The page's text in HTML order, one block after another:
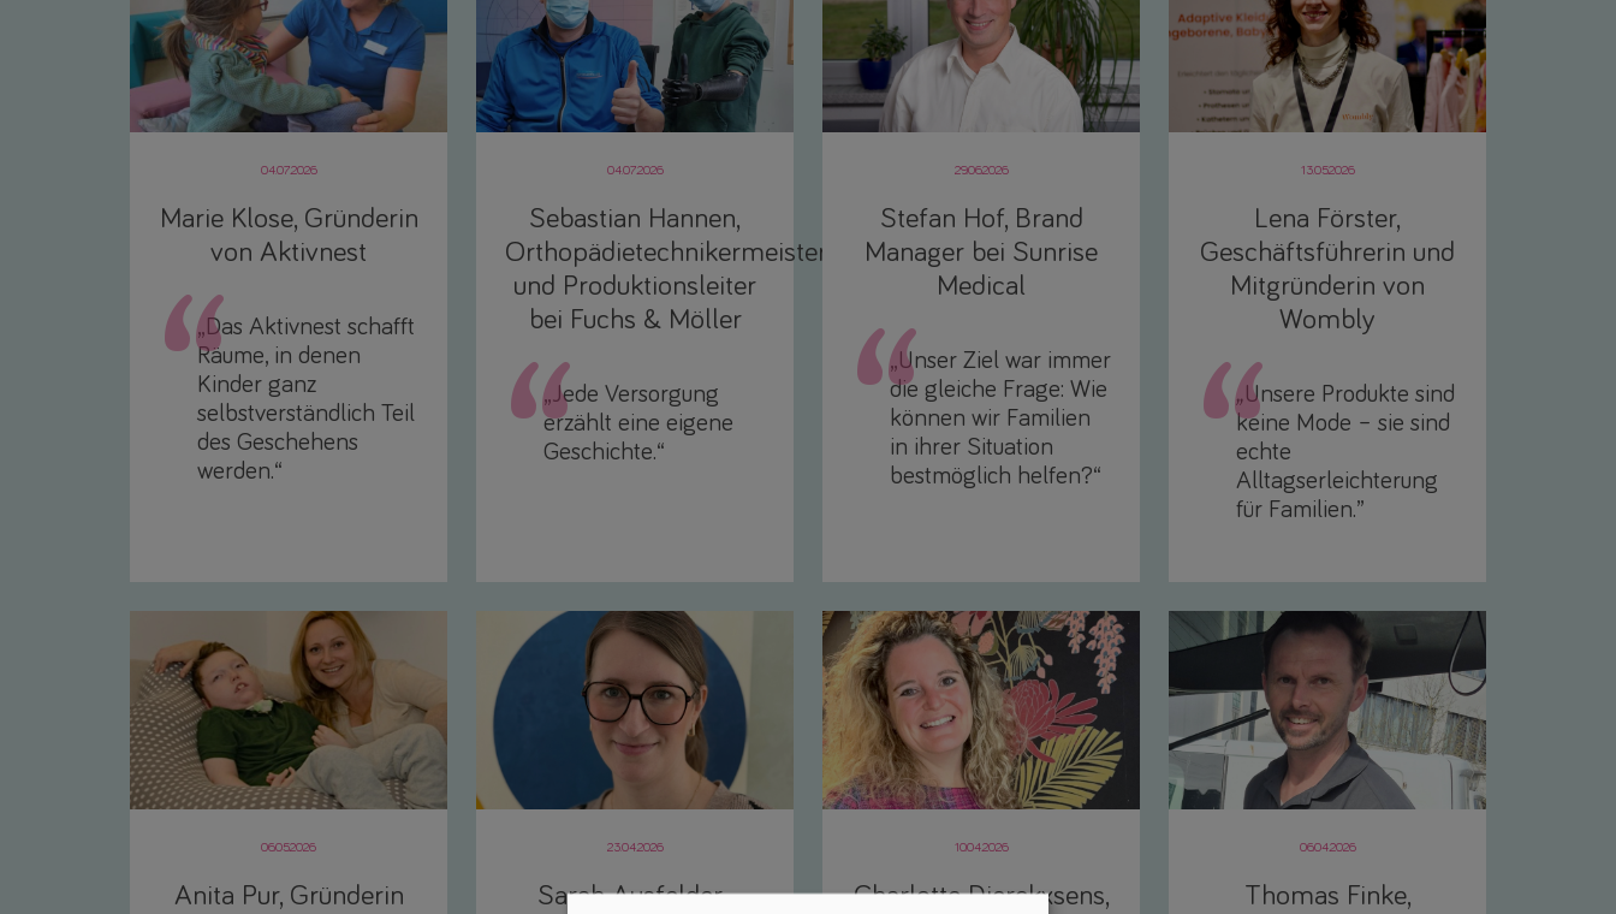
04.07.2026
Marie Klose, Gründerin
von Aktivnest
„Das Aktivnest schafft
Räume, in denen
Kinder ganz
selbstverständlich Teil
des Geschehens
werden.“
04.07.2026
Sebastian Hannen,
Orthopädietechnikermeister
und Produktionsleiter
bei Fuchs & Möller
„Jede Versorgung
erzählt eine eigene
Geschichte.“
29.06.2026
Stefan Hof, Brand
Manager bei Sunrise
Medical
„Unser Ziel war immer
die gleiche Frage: Wie
können wir Familien
in ihrer Situation
bestmöglich helfen?“
13.05.2026
Lena Förster,
Geschäftsführerin und
Mitgründerin von
Wombly
„Unsere Produkte sind
keine Mode – sie sind
echte
Alltagserleichterung
für Familien.”
06.05.2026
Anita Pur, Gründerin
23.04.2026
Sarah Ausfelder-
10.04.2026
Charlotte Dierckxsens,
06.04.2026
Thomas Finke,